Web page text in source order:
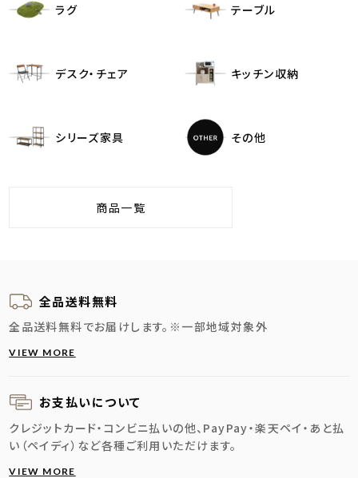
ラグ テーブル
デスク・チェア キッチン収納
シリーズ家具 その他
商品一覧
全品送料無料
全品送料無料でお届けします。 ※一部地域対象外
VIEW MORE
お支払いについて
クレジットカード・コンビニ払いの他、PayPay・楽天ペイ・あと払
い（ペイディ）など各種ご利用いただけます。
VIEW MORE